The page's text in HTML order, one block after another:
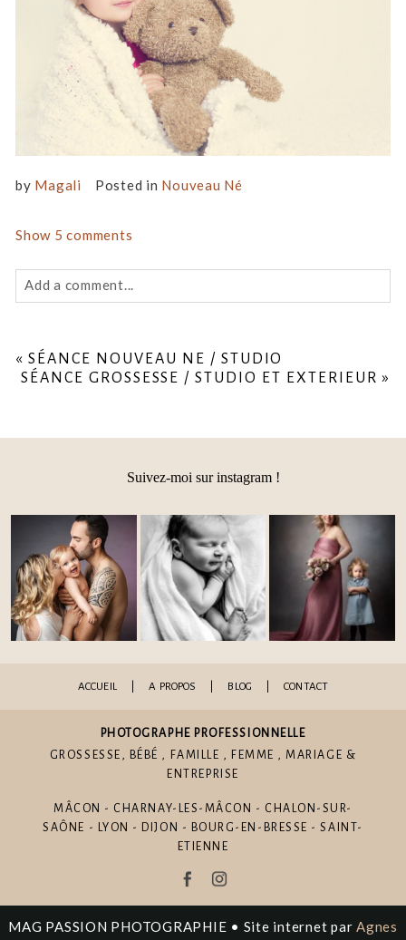
by Magali Posted in Nouveau Né
Show 5 comments
Add a comment...
are marked *
Post Comment
« SÉANCE NOUVEAU NE / STUDIO
SÉANCE GROSSESSE / STUDIO ET EXTERIEUR »
Suivez-moi sur instagram !
ACCUEIL A PROPOS BLOG CONTACT
PHOTOGRAPHE PROFESSIONNELLE
GROSSESSE , BÉBÉ , FAMILLE , FEMME , MARIAGE &
ENTREPRISE
MÂCON - CHARNAY-LES-MÂCON - CHALON-SUR-
SAÔNE - LYON - DIJON - BOURG-EN-BRESSE - SAINT-
ETIENNE
MAG PASSION PHOTOGRAPHIE • Site internet par Agnes